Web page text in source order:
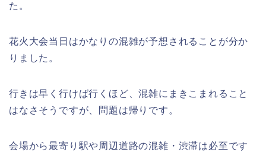
た。
花火大会当日はかなりの混雑が予想されることが分か
りました。
行きは早く行けば行くほど、混雑にまきこまれること
はなさそうですが、問題は帰りです。
会場から最寄り駅や周辺道路の混雑・渋滞は必至です